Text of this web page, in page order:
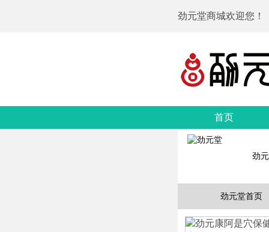
劲元堂商城欢迎您！
首页
劲
劲元堂首页